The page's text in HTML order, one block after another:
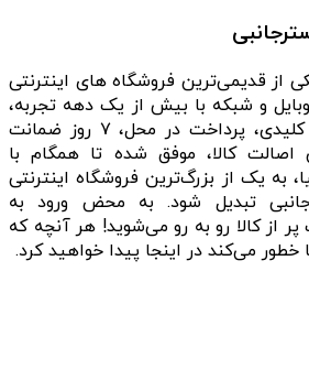
از قدیمی‌ترین فروشگاه های اینترنتی
و شبکه با بیش از یک دهه تجربه،
با پایبندی به سه اصل کلیدی، پرداخت در محل، ۷ روز ضمانت
کالا، موفق شده تا همگام با
به یک از بزرگ‌ترین فروشگاه اینترنتی
جانبی تبدیل شود. به محض ورود به
از کالا رو به رو می‌شوید! هر آنچه که
خطور می‌کند در اینجا پیدا خواهید کرد.